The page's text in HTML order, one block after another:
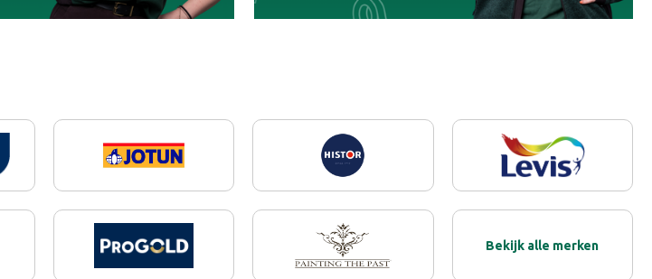
Bekijk alle merken